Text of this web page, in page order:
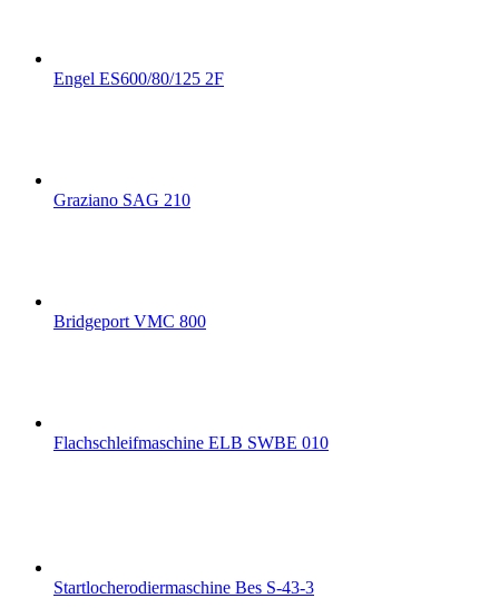
Engel ES600/80/125 2F
Graziano SAG 210
Bridgeport VMC 800
Flachschleifmaschine ELB SWBE 010
Startlocherodiermaschine Bes S-43-3